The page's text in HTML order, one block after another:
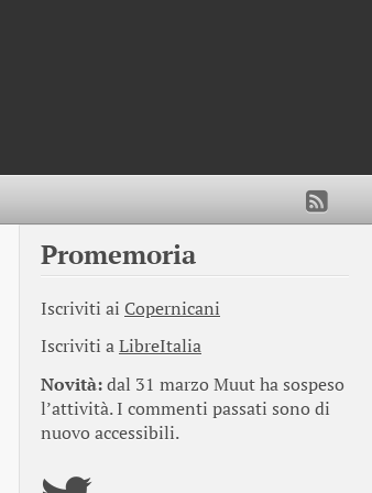
Promemoria
Iscriviti ai Copernicani
Iscriviti aLibreItalia
Novità:dal 31 marzo Muut ha sospeso
l’attività. I commenti passati sono di
nuovo accessibili.